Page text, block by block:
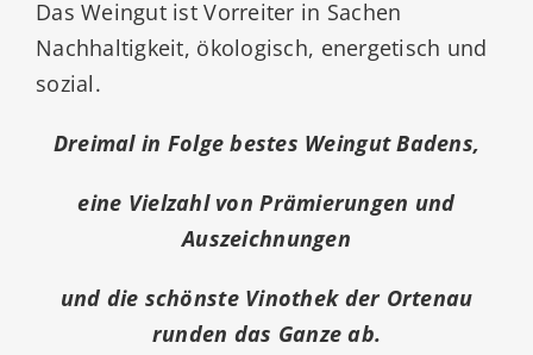
Das Weingut ist Vorreiter in Sachen
Nachhaltigkeit, ökologisch, energetisch und
sozial.
Dreimal in Folge bestes Weingut Badens,
eine Vielzahl von Prämierungen und
Auszeichnungen
und die schönste Vinothek der Ortenau
runden das Ganze ab.